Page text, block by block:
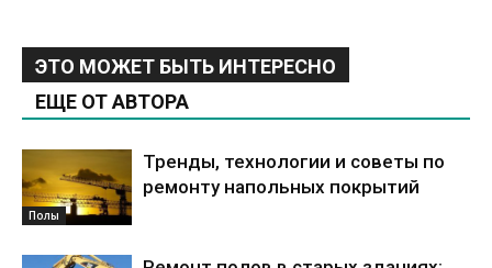
ЭТО МОЖЕТ БЫТЬ ИНТЕРЕСНО
ЕЩЕ ОТ АВТОРА
Полы
Тренды, технологии и советы по
ремонту напольных покрытий